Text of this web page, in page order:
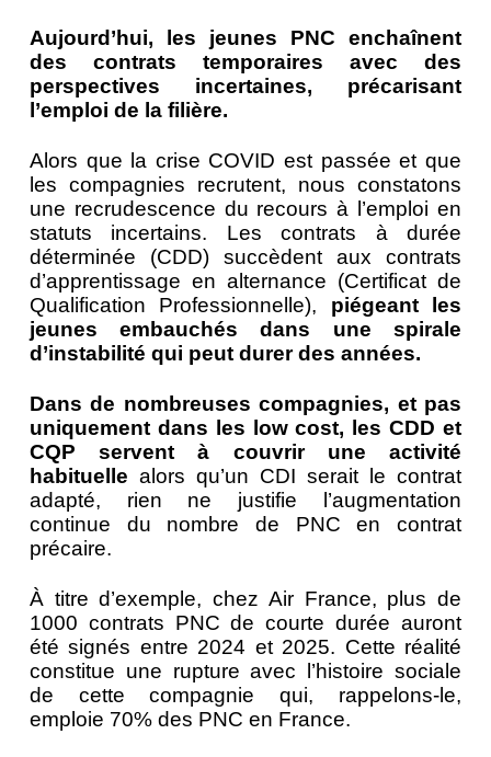
Aujourd’hui, les jeunes PNC enchaînent
des contrats temporaires avec des
perspectives incertaines, précarisant
l’emploi de la filière.
Alors que la crise COVID est passée et que
les compagnies recrutent, nous constatons
une recrudescence du recours à l’emploi en
statuts incertains. Les contrats à durée
déterminée (CDD) succèdent aux contrats
d’apprentissage en alternance (Certificat de
Qualification Professionnelle), piégeant les
jeunes embauchés dans une spirale
d’instabilité qui peut durer des années.
Dans de nombreuses compagnies, et pas
uniquement dans les low cost, les CDD et
CQP servent à couvrir une activité
habituelle alors qu’un CDI serait le contrat
adapté, rien ne justifie l’augmentation
continue du nombre de PNC en contrat
précaire.
À titre d’exemple, chez Air France, plus de
1000 contrats PNC de courte durée auront
été signés entre 2024 et 2025. Cette réalité
constitue une rupture avec l’histoire sociale
de cette compagnie qui, rappelons-le,
emploie 70% des PNC en France.